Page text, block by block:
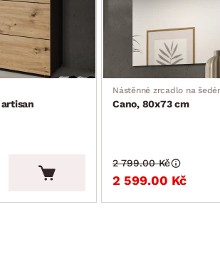
háček na šaty, tašky nebo klíče (kov, černá),
(doporučená nosnost do 3 kg), 1 x
Nástěnné zrcadlo na
Cano, 80x73 cm
2 599.00 Kč
2 799.00 Kč